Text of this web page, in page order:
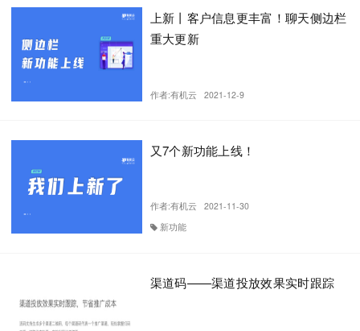
上新丨客户信息更丰富！聊天侧边栏
重大更新
作者:有机云 2021-12-9
又7个新功能上线！
作者:有机云
2021-11-30
新功能
渠道码——渠道投放效果实时跟踪